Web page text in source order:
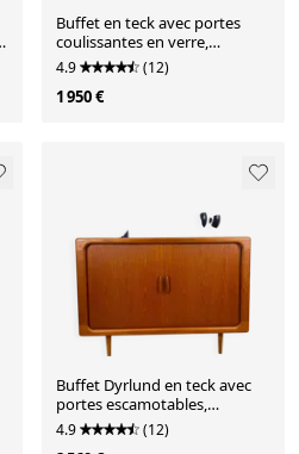
Buffet en teck avec portes
coulissantes en verre,
Danemark 1960
4.9 (12)
1 950 €
Buffet Dyrlund en teck avec
portes escamotables,
Danemark 1960
4.9 (12)